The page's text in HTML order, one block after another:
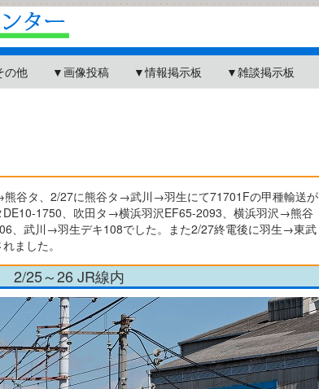
の他 ▼画像投稿 ▼情報掲示板 ▼雑談掲示板
谷タ、2/27に熊谷タ→武川→羽生にて71701Fの甲種輸送が
1750、吹田タ→横浜羽沢EF65-2093、横浜羽沢→熊谷
、武川→羽生デキ108でした。また2/27終電後に羽生→東武
ました。
2/25～26 JR線内